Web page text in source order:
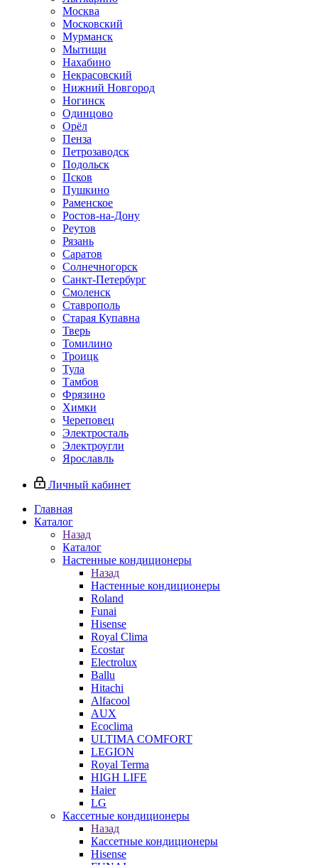
Москва
Московский
Мурманск
Мытищи
Нахабино
Некрасовский
Нижний Новгород
Ногинск
Одинцово
Орёл
Пенза
Петрозаводск
Подольск
Псков
Пушкино
Раменское
Ростов-на-Дону
Реутов
Рязань
Саратов
Солнечногорск
Санкт-Петербург
Смоленск
Ставрополь
Старая Купавна
Тверь
Томилино
Троицк
Тула
Тамбов
Фрязино
Химки
Череповец
Электросталь
Электроугли
Ярославль
Личный кабинет
Главная
Каталог
Назад
Каталог
Настенные кондиционеры
Назад
Настенные кондиционеры
Roland
Funai
Hisense
Royal Clima
Ecostar
Electrolux
Ballu
Hitachi
Alfacool
AUX
Ecoclima
ULTIMA COMFORT
LEGION
Royal Terma
HIGH LIFE
Haier
LG
Кассетные кондиционеры
Назад
Кассетные кондиционеры
Hisense